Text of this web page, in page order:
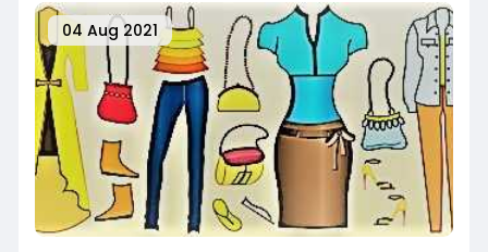
04 Aug 2021